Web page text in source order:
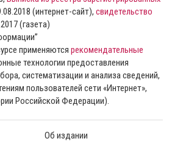
(интернет-сайт), свидетельство
(газета)
применяются рекомендательные
технологии предоставления
систематизации и анализа сведений,
пользователей сети «Интернет»,
Российской Федерации).
Об издании